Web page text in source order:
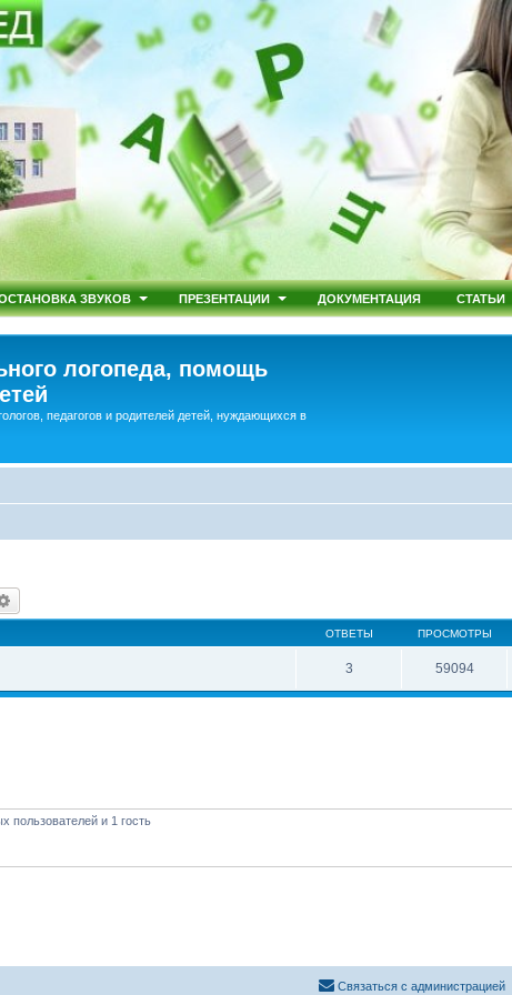
ЗВУКОВ ПРЕЗЕНТАЦИИ ДОКУМЕНТАЦИЯ СТАТЬИ
логопеда, помощь
педагогов и родителей детей, нуждающихся в
ОТВЕТЫ ПРОСМОТРЫ
3 59094
пользователей и 1 гость
Связаться с администрацией